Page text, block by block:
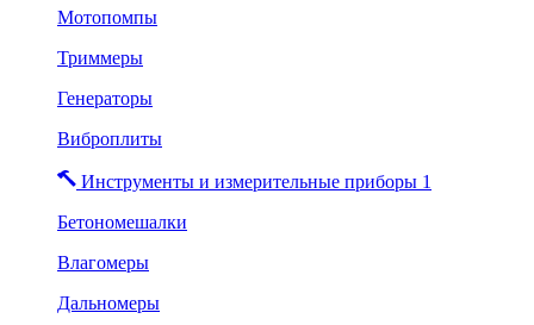
Мотопомпы
Триммеры
Генераторы
Виброплиты
Инструменты и измерительные приборы 1
Бетономешалки
Влагомеры
Дальномеры